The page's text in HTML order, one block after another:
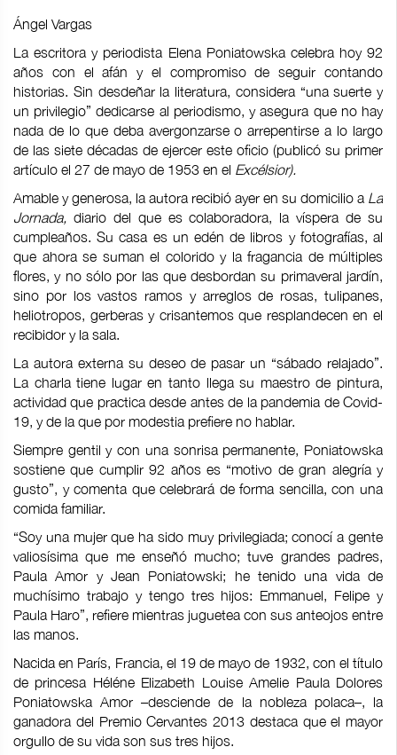
Ángel Vargas
La escritora y periodista Elena Poniatowska celebra hoy 92
años con el afán y el compromiso de seguir contando
historias. Sin desdeñar la literatura, considera “una suerte y
un privilegio” dedicarse al periodismo, y asegura que no hay
nada de lo que deba avergonzarse o arrepentirse a lo largo
de las siete décadas de ejercer este oficio (publicó su primer
artículo el 27 de mayo de 1953 en el Excélsior).
Amable y generosa, la autora recibió ayer en su domicilio a La
Jornada, diario del que es colaboradora, la víspera de su
cumpleaños. Su casa es un edén de libros y fotografías, al
que ahora se suman el colorido y la fragancia de múltiples
flores, y no sólo por las que desbordan su primaveral jardín,
sino por los vastos ramos y arreglos de rosas, tulipanes,
heliotropos, gerberas y crisantemos que resplandecen en el
recibidor y la sala.
La autora externa su deseo de pasar un “sábado relajado”.
La charla tiene lugar en tanto llega su maestro de pintura,
actividad que practica desde antes de la pandemia de Covid-
19, y de la que por modestia prefiere no hablar.
Siempre gentil y con una sonrisa permanente, Poniatowska
sostiene que cumplir 92 años es “motivo de gran alegría y
gusto”, y comenta que celebrará de forma sencilla, con una
comida familiar.
“Soy una mujer que ha sido muy privilegiada; conocí a gente
valiosísima que me enseñó mucho; tuve grandes padres,
Paula Amor y Jean Poniatowski; he tenido una vida de
muchísimo trabajo y tengo tres hijos: Emmanuel, Felipe y
Paula Haro”, refiere mientras juguetea con sus anteojos entre
las manos.
Nacida en París, Francia, el 19 de mayo de 1932, con el título
de princesa Héléne Elizabeth Louise Amelie Paula Dolores
Poniatowska Amor –desciende de la nobleza polaca–, la
ganadora del Premio Cervantes 2013 destaca que el mayor
orgullo de su vida son sus tres hijos.